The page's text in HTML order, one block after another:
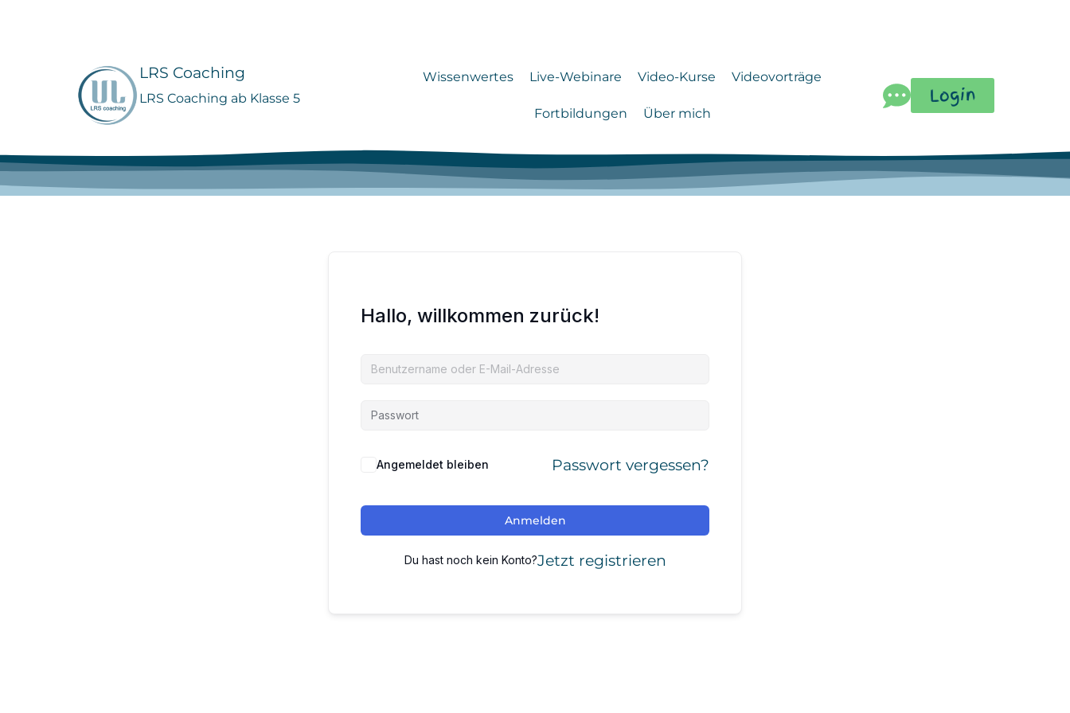
LRS Coaching
LRS Coaching ab Klasse 5
Wissenwertes Live-Webinare Video-Kurse Videovorträge
Fortbildungen Über mich
Login
Hallo, willkommen zurück!
Angemeldet bleiben Passwort vergessen?
Anmelden
Du hast noch kein Konto?Jetzt registrieren